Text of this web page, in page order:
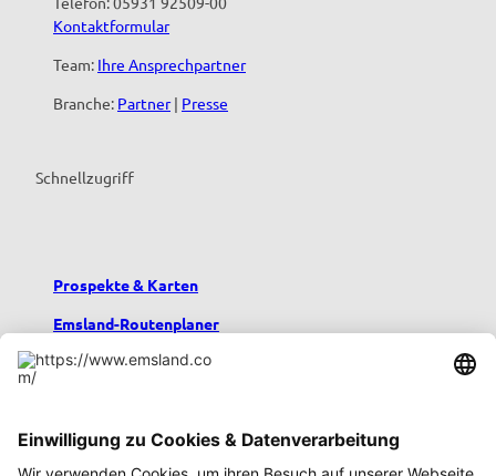
Kontaktformular
Team: Ihre Ansprechpartner
Branche: Partner| Presse
Schnellzugriff
Prospekte & Karten
Emsland-Routenplaner
Emsland-Blog
Urlaub mit Kindern